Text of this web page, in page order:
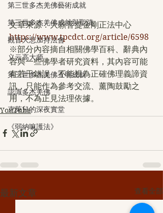
第三世多杰羌佛藝術成就
第三世多杰羌佛成就與聖蹟
觀音大悲加持法會
义云高大师
第三世多杰羌佛五明成就
認識多杰羌佛
克萊兒的深夜實堂
《弱納嘛護法》
文章來源：大願菩提金剛正法中心
https://www.tpcdct.org/article/6598
※部分內容摘自相關佛學百科、辭典內
容與一些佛學者研究資料，其內容可能
有若干錯誤，不能視為正確佛理義諦資
訊，只能作為參考交流、薰陶鼓勵之
用，不為正見法理依據。
YouTube
最新文章 查看全部